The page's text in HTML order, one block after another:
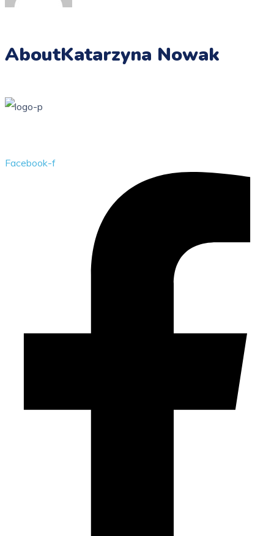
AboutKatarzyna Nowak
Facebook-f